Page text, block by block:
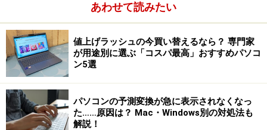
あわせて読みたい
値上げラッシュの今買い替えるなら？ 専門家
が用途別に選ぶ「コスパ最高」おすすめパソコ
ン5選
パソコンの予測変換が急に表示されなくなっ
た……原因は？ Mac・Windows別の対処法も
解説！